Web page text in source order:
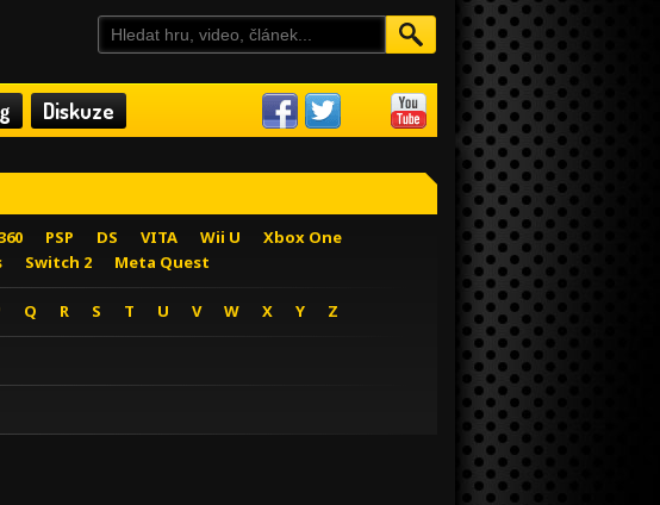
Diskuze
PSP DS VITA Wii U
Xbox One
Switch 2 Meta Quest
Q R S T U V W X Y Z